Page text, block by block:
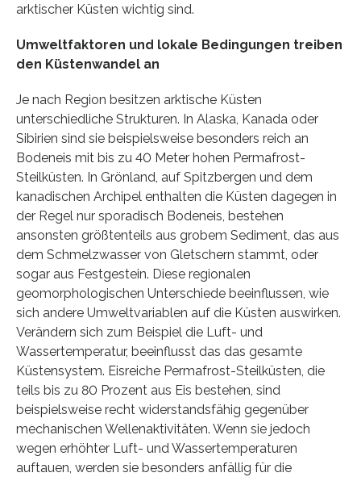
arktischer Küsten wichtig sind.
Umweltfaktoren und lokale Bedingungen treiben
den Küstenwandel an
Je nach Region besitzen arktische Küsten
unterschiedliche Strukturen. In Alaska, Kanada oder
Sibirien sind sie beispielsweise besonders reich an
Bodeneis mit bis zu 40 Meter hohen Permafrost-
Steilküsten. In Grönland, auf Spitzbergen und dem
kanadischen Archipel enthalten die Küsten dagegen in
der Regel nur sporadisch Bodeneis, bestehen
ansonsten größtenteils aus grobem Sediment, das aus
dem Schmelzwasser von Gletschern stammt, oder
sogar aus Festgestein. Diese regionalen
geomorphologischen Unterschiede beeinflussen, wie
sich andere Umweltvariablen auf die Küsten auswirken.
Verändern sich zum Beispiel die Luft- und
Wassertemperatur, beeinflusst das das gesamte
Küstensystem. Eisreiche Permafrost-Steilküsten, die
teils bis zu 80 Prozent aus Eis bestehen, sind
beispielsweise recht widerstandsfähig gegenüber
mechanischen Wellenaktivitäten. Wenn sie jedoch
wegen erhöhter Luft- und Wassertemperaturen
auftauen, werden sie besonders anfällig für die